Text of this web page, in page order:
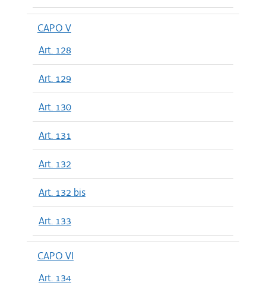
CAPO V
Art. 128
Art. 129
Art. 130
Art. 131
Art. 132
Art. 132 bis
Art. 133
CAPO VI
Art. 134